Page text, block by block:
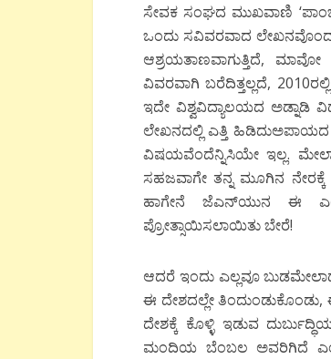
ಸೇವಕ ಸಂಘದ ಮುಖವಾಣಿ
ಒಂದು ಸವಿವರವಾದ
ಆಶ್ರಯತಾಣವಾಗುತ್ತಿದೆ, ಮಾವೋ
ವಿವರವಾಗಿ ಬರೆದಿತ್ತಲ್ಲದೆ,
ಇದೇ ವಿಶ್ವವಿದ್ಯಾಲಯದ ಅಡ್ನಾಡಿ
ಲೇಖನದಲ್ಲಿ ಎತ್ತಿ ಹಿಡಿದುಅಪಾಯದ
ವಿಷಯವೆಂದೆನ್ನಿಸಿಯೇ ಇಲ್ಲ. ಮೇಲಾಗಿ
ಸಹಜವಾಗೇ ತನ್ನ ಮೂಗಿನ ನೇರಕ್ಕೆ
ಹಾಗೇನೆ ಜೆಎನ್‍ಯುನ ಈ ಎಲ್ಲಾ
ಪ್ರೋತ್ಸಾಯಿಸಲಾಯಿತು ಬೇರೆ!
ಆದರೆ ಇಂದು ಎಲ್ಲವೂ
ಈ ದೇಶದಲ್ಲೇ
ದೇಶಕ್ಕೆ ಕೊಳ್ಳಿ ಇಡುವ
ಮಂದಿಯ ಬೆಂಬಲ ಅವರಿಗಿದೆ